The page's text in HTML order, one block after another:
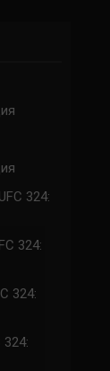
324:
324:
324: